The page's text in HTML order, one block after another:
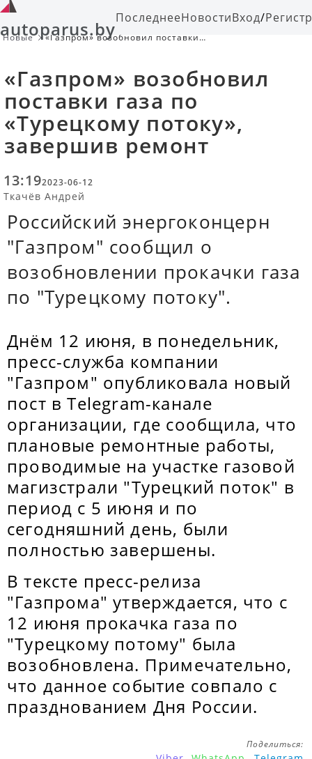
autoparus.byПоследнееНовостиВход/
Новые
«Газпром» возобновил поставки
«Газпром» возобновил
поставки газа по
«Турецкому потоку»,
завершив ремонт
13:192023-06-12
Ткачёв Андрей
Российский энергоконцерн
"Газпром" сообщил о
возобновлении прокачки газа
по "Турецкому потоку".
Днём 12 июня, в понедельник,
пресс-служба компании
"Газпром" опубликовала новый
пост в Telegram-канале
организации, где сообщила, что
плановые ремонтные работы,
проводимые на участке газовой
магизстрали "Турецкий поток" в
период с 5 июня и по
сегодняшний день, были
полностью завершены.
В тексте пресс-релиза
"Газпрома" утверждается, что с
12 июня прокачка газа по
"Турецкому потому" была
возобновлена. Примечательно,
что данное событие совпало с
празднованием Дня России.
Поделиться: